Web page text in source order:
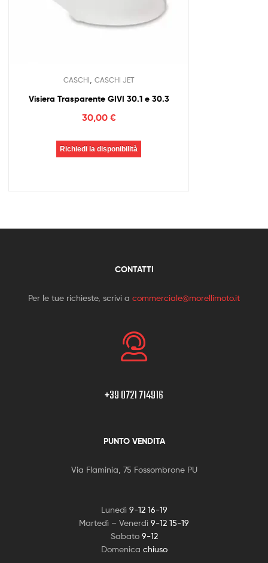
CASCHI CASCHI JET
Visiera Trasparente GIVI 30.1 e 30.3
30,00 €
Richiedi la disponibilità
CONTATTI
Per le tue richieste, scrivi a commerciale@morellimoto.it
+39 0721 714916
PUNTO VENDITA
Via Flaminia, 75 Fossombrone PU
Lunedì 9-12 16-19
Martedì – Venerdì 9-12 15-19
Sabato 9-12
Domenica chiuso